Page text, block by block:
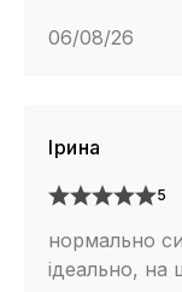
06/08/26
Ірина
5
нормально
ідеально, на